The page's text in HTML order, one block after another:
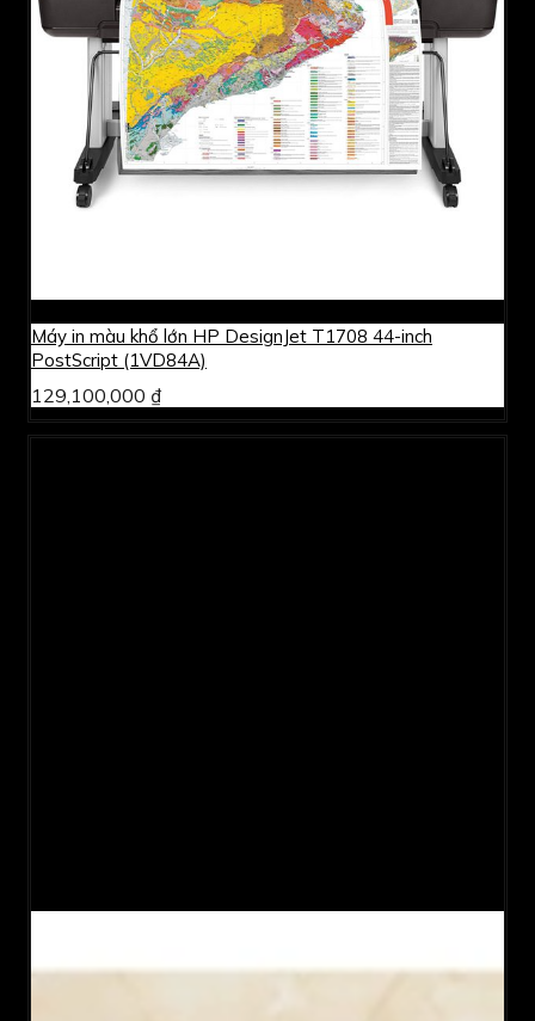
Máy in màu khổ lớn HP DesignJet T1708 44-inch
PostScript (1VD84A)
129,100,000 ₫